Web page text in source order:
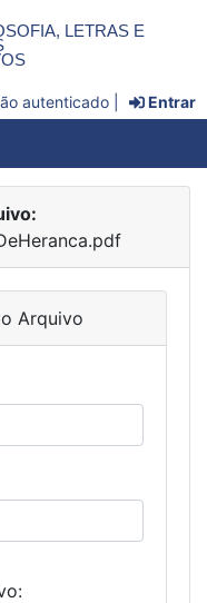
LETRAS E
autenticado | Entrar
Arquivo